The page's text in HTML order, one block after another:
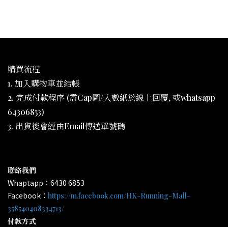
購買流程
1. 加入購物車並結帳
2. 完成付款程序 (需Cap圖/入數紙於線上回覆, 或whatsapp
64306853)
3. 出貨後會經由Email傳送單號碼
聯絡我們
Whaptapp：6430 6853
Facebook： https://m.facebook.com/HK-Running-Mall-
358540408334713/
付款方式